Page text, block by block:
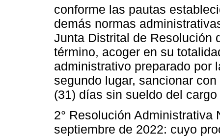
conforme las pautas
demás normas
Junta Distrital de Resolución
término, acoger en su
administrativo preparado por
segundo lugar, sancionar
(31) días sin sueldo del
2° Resolución Administrativa
septiembre de 2022: cuyo